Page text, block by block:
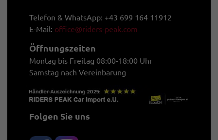
Telefon & WhatsApp: +43 699 164 11912
E-Mail: office@riders-peak.com
Öffnungszeiten
Montag bis Freitag 08:00-18:00 Uhr
Samstag nach Vereinbarung
Folgen Sie uns